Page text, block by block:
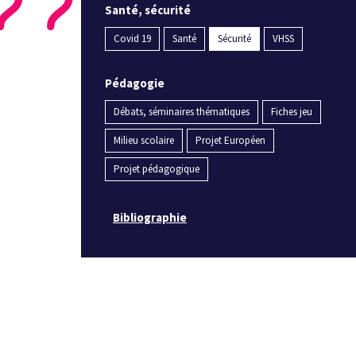
Santé, sécurité
Covid 19 Santé Sécurité VHSS
Pédagogie
Débats, séminaires thématiques Fiches jeu
Milieu scolaire Projet Européen
Projet pédagogique
Bibliographie